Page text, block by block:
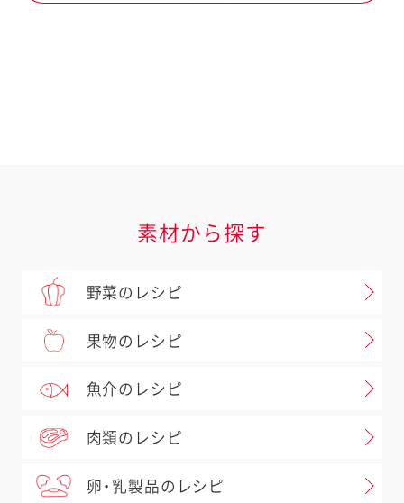
素材から探す
野菜のレシピ
果物のレシピ
魚介のレシピ
肉類のレシピ
卵・乳製品のレシピ